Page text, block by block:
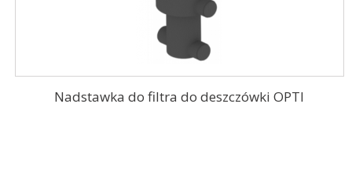
Nadstawka do filtra do deszczówki OPTI